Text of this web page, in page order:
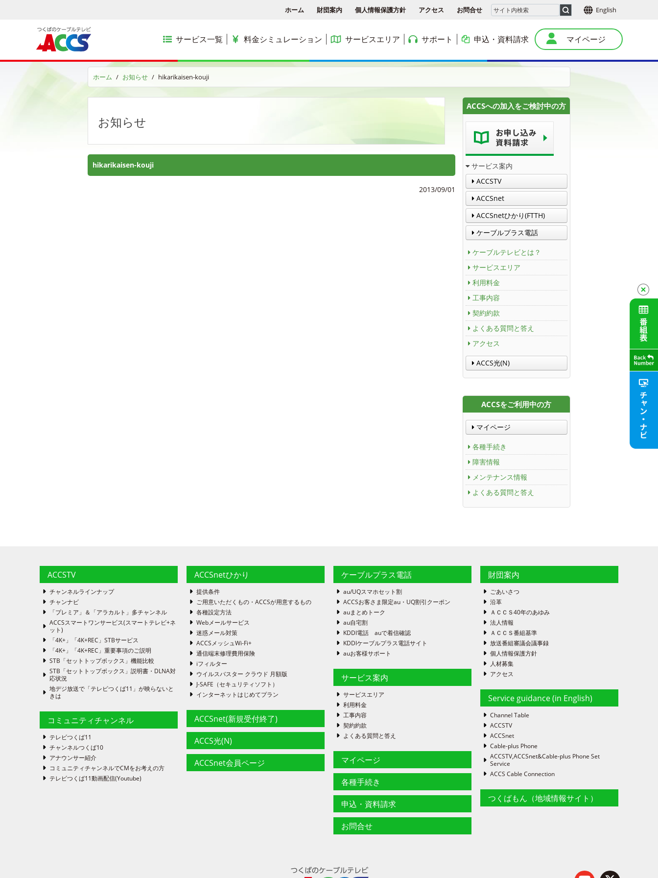
ホーム 財団案内 個人情報保護方針 アクセス お問合せ English
サービス一覧
コミュニティチャンネル
料金シミュレーション サービスエリア
公団・県営住宅
サポート 申込・資料請求 マイページ
ホーム お知らせ hikarikaisen-kouji
お知らせ
hikarikaisen-kouji
2013/09/01
ACCSへの加入をご検討中の方
サービス案内
ACCSTV
ACCSnet
ACCSnetひかり(FTTH)
ケーブルプラス電話
ケーブルテレビとは？
サービスエリア
利用料金
工事内容
契約約款
よくある質問と答え
アクセス
ACCS光(N)
ACCSをご利用中の方
マイページ
各種手続き
障害情報
メンテナンス情報
よくある質問と答え
ACCSTV
チャンネルラインナップ
チャンナビ
「プレミア」＆「アラカルト」多チャンネル
ACCSスマートワンサービス(スマートテレビ+ネ
ット)
「4K+」「4K+REC」STBサービス
「4K+」「4K+REC」重要事項のご説明
STB「セットトップボックス」機能比較
STB「セットトップボックス」説明書・DLNA対
応状況
地デジ放送で「テレビつくば11」が映らないと
きは
コミュニティチャンネル
テレビつくば11
チャンネルつくば10
アナウンサー紹介
コミュニティチャンネルでCMをお考えの方
テレビつくば11動画配信(Youtube)
ACCSnetひかり
提供条件
ご用意いただくもの・ACCSが用意するもの
各種設定方法
Webメールサービス
迷惑メール対策
ACCSメッシュWi-Fi+
通信端末修理費用保険
iフィルター
ウイルスバスター クラウド 月額版
J-SAFE（セキュリティソフト）
インターネットはじめてプラン
ACCSnet(新規受付終了)
ACCS光(N)
ACCSnet会員ページ
ケーブルプラス電話
au/UQスマホセット割
ACCSお客さま限定au・UQ割引クーポン
auまとめトーク
au自宅割
KDDI電話 auで着信確認
KDDIケーブルプラス電話サイト
auお客様サポート
サービス案内
サービスエリア
利用料金
工事内容
契約約款
よくある質問と答え
マイページ
各種手続き
申込・資料請求
お問合せ
財団案内
ごあいさつ
沿革
ＡＣＣＳ40年のあゆみ
法人情報
ＡＣＣＳ番組基準
放送番組審議会議事録
個人情報保護方針
人材募集
アクセス
Service guidance (in English)
Channel Table
ACCSTV
ACCSnet
Cable-plus Phone
ACCSTV,ACCSnet&Cable-plus Phone Set
Service
ACCS Cable Connection
つくばもん（地域情報サイト）